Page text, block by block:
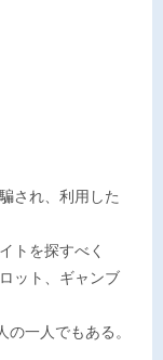
され、利用した
トを探すべく
ット、ギャンブ
の一人でもある。